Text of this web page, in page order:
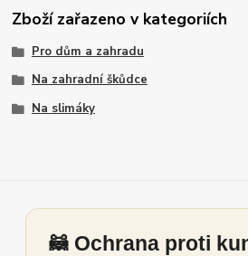
Zboží zařazeno v kategoriích
Pro dům a zahradu
Na zahradní škůdce
Na slimáky
🦝 Ochrana proti